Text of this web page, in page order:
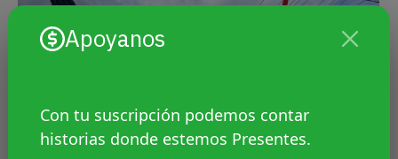
Apoyanos
Con tu suscripción podemos contar
historias donde estemos Presentes.